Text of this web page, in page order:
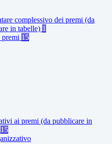
complessivo dei premi (da
in tabelle) 1
15
ai premi (da pubblicare in
15